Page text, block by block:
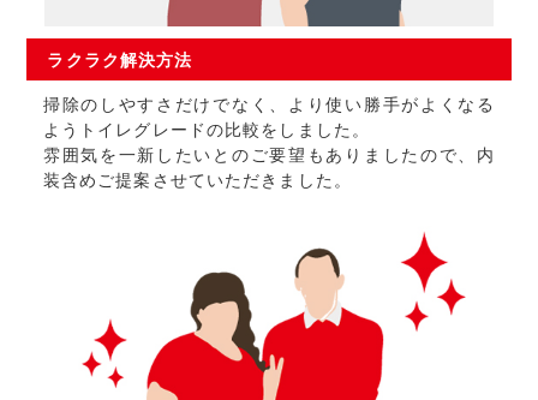
ラクラク解決方法
掃除のしやすさだけでなく、より使い勝手がよくなる
ようトイレグレードの比較をしました。
雰囲気を一新したいとのご要望もありましたので、内
装含めご提案させていただきました。